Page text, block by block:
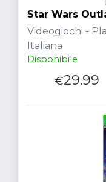
Star Wars
Videogiochi -
Italiana
Disponibile
€29.99